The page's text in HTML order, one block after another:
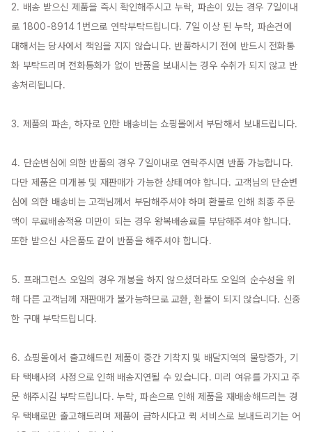
2. 배송 받으신 제품을 즉시 확인해주시고 누락, 파손이 있는 경우 7일이내
로 1800-8914 1번으로 연락부탁드립니다. 7일 이상 된 누락, 파손건에
대해서는 당사에서 책임을 지지 않습니다. 반품하시기 전에 반드시 전화통
화 부탁드리며 전화통화가 없이 반품을 보내시는 경우 수취가 되지 않고 반
송처리됩니다.
3. 제품의 파손, 하자로 인한 배송비는 쇼핑몰에서 부담해서 보내드립니다.
4. 단순변심에 의한 반품의 경우 7일이내로 연락주시면 반품 가능합니다.
다만 제품은 미개봉 및 재판매가 가능한 상태여야 합니다. 고객님의 단순변
심에 의한 배송비는 고객님께서 부담해주셔야 하며 환불로 인해 최종 주문
액이 무료배송적용 미만이 되는 경우 왕복배송료를 부담해주셔야 합니다.
또한 받으신 사은품도 같이 반품을 해주셔야 합니다.
5. 프래그런스 오일의 경우 개봉을 하지 않으셨더라도 오일의 순수성을 위
해 다른 고객님께 재판매가 불가능하므로 교환, 환불이 되지 않습니다. 신중
한 구매 부탁드립니다.
6. 쇼핑몰에서 출고해드린 제품이 중간 기착지 및 배달지역의 물량증가, 기
타 택배사의 사정으로 인해 배송지연될 수 있습니다. 미리 여유를 가지고 주
문 해주시길 부탁드립니다. 누락, 파손으로 인해 제품을 재배송해드리는 경
우 택배로만 출고해드리며 제품이 급하시다고 퀵 서비스로 보내드리기는 어